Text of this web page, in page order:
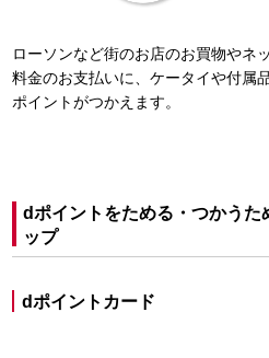
ローソンなど街のお店のお買物やネ
料金のお支払いに、ケータイや付属
ポイントがつかえます。
dポイントをためる・つかうた
ップ
dポイントカード